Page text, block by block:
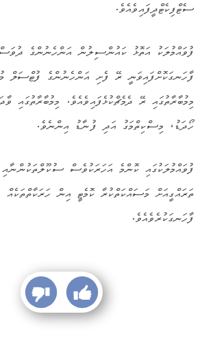
ސެޓްފިކެޓްދީފައިވެއެވެ.
ފުވައްމުލަކު އަތޮޅު ކައުންސިލުން އަންހެނުންގެ
ފާހަނގަކޮށްފައިވަނީ ރޭ ފެށި އަންހެނުންގެ ފުޓްސަލް
މިމުބާރާތުގައި ރޭ ދެމެޗްކުޅެފައިވެއެވެ. މިމުބާރާތުގައި
ހޯދަޑު، މިސްކިތްމަގު އަދި ފުނާޑު އިންނެވެ.
ފުވައްމުލަކުގައި ކޮންމެ އަހަރަކުވެސް
ތަރައްގީއަށް މަސައްކަތްކުރާ ކޮމެޓީ އިން ހަރަކާތްތަކެއް
ފާހަނގަކުރެވެއެވެ.